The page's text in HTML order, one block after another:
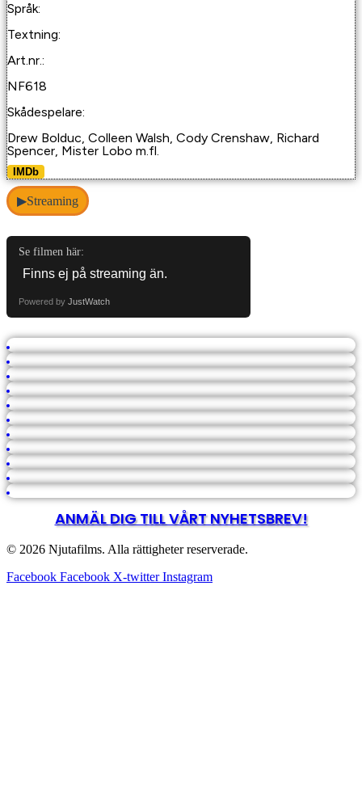
Språk:
Textning:
Art.nr.:
NF618
Skådespelare:
Drew Bolduc, Colleen Walsh, Cody Crenshaw, Richard
Spencer, Mister Lobo m.fl.
IMDb
▶Streaming
Se filmen här:
Powered by JustWatch
ANMÄL DIG TILL VÅRT NYHETSBREV!
© 2026 Njutafilms. Alla rättigheter reserverade.
Facebook Facebook X-twitter Instagram